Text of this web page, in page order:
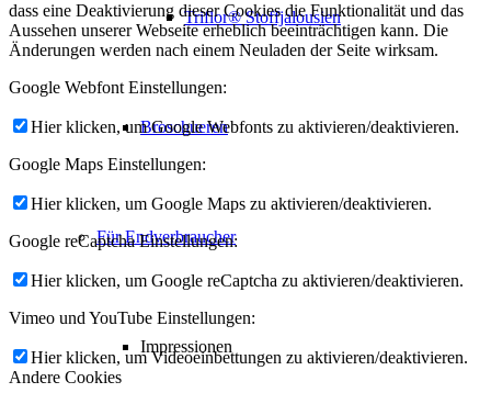
Triflor® Stoffjalousien
Broschueren
Für Endverbraucher
Impressionen
dass eine Deaktivierung dieser Cookies die Funktionalität und das
Aussehen unserer Webseite erheblich beeinträchtigen kann. Die
Änderungen werden nach einem Neuladen der Seite wirksam.
Google Webfont Einstellungen:
Hier klicken, um Google Webfonts zu aktivieren/deaktivieren.
Google Maps Einstellungen:
Hier klicken, um Google Maps zu aktivieren/deaktivieren.
Google reCaptcha Einstellungen:
Hier klicken, um Google reCaptcha zu aktivieren/deaktivieren.
Vimeo und YouTube Einstellungen:
Hier klicken, um Videoeinbettungen zu aktivieren/deaktivieren.
Andere Cookies